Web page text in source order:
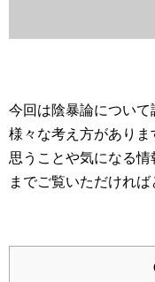
今回は陰暴論につい
様々な考え方があり
思うことや気になる
までご覧いただければ